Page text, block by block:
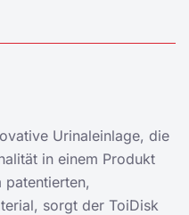
Urinaleinlage, die
in einem Produkt
patentierten,
sorgt der ToiDisk